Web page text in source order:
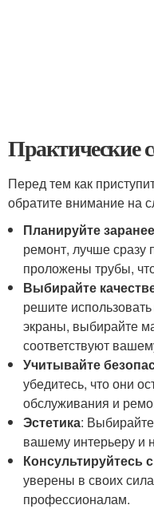
Практические
Перед тем как
обратите внимание на
Планируйте заранее
ремонт, лучше сразу
проложены трубы,
Выбирайте
решите
экраны, выбирайте
соответствуют
Учитывайте
убедитесь, что они
обслуживания и
Эстетика:
вашему интерьеру и
Консультируйтесь
уверены в своих
профессионалам.